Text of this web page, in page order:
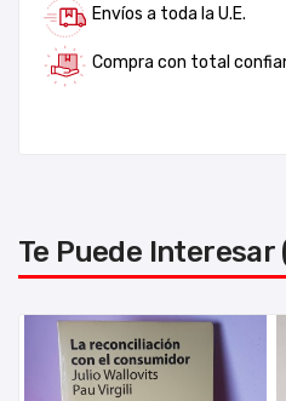
Envíos a toda la U.E.
Compra con total
Te Puede Interesar